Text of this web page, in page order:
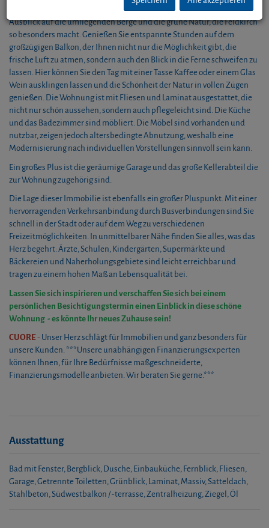
lassen viel Tageslicht herein und bieten Ihnen einen atemberaubenden
Ausblick auf die umliegenden Berge und die grüne Natur, die Feldkirch
so besonders macht. Genießen Sie entspannte Stunden auf dem
großzügigen Balkon, der Ihnen nicht nur die Möglichkeit gibt, die
frische Luft zu atmen, sondern auch den Blick in die Ferne schweifen zu
lassen. Hier können Sie den Tag mit einer Tasse Kaffee oder einem Glas
Wein ausklingen lassen und die Schönheit der Natur in vollen Zügen
genießen. Die Wohnung ist mit Fliesen und Laminat ausgestattet, die
nicht nur schön aussehen, sondern auch pflegeleicht sind. Die Küche
und das Badezimmer sind möbliert. Die Möbel sind vorhanden und
nutzbar, zeigen jedoch altersbedingte Abnutzung, weshalb eine
Modernisierung nach individuellen Vorstellungen sinnvoll sein kann.
Ein großes Plus ist die geräumige Garage und das große Kellerabteil die
zur Wohnung zugehörig sind.
Die Lage dieser Immobilie ist ebenfalls ein großer Pluspunkt. Mit einer
hervorragenden Verkehrsanbindung durch Busverbindungen sind Sie
schnell in der Stadt oder auf dem Weg zu verschiedenen
Freizeitmöglichkeiten. In unmittelbarer Nähe finden Sie alles, was das
Herz begehrt: Ärzte, Schulen, Kindergärten, Supermärkte und
Bäckereien und Naherholungsgebiete sind leicht erreichbar und
tragen zu einem hohen Maß an Lebensqualität bei.
Lassen Sie sich inspirieren und verschaffen Sie sich bei einem
persönlichen Besichtigungstermin einen Einblick in diese schöne
Wohnung - es könnte Ihr neues Zuhause sein!
CUORE- Unser Herz schlägt für Immobilien und ganz besonders für
unsere Kunden. ***Unsere unabhängigen Finanzierungsexperten
können Ihnen, für Ihre Bedürfnisse maßgeschneiderte,
Finanzierungsmodelle anbieten. Wir beraten Sie gerne.***
Ausstattung
Bad mit Fenster Bergblick Dusche Einbauküche Fernblick Fliesen
Garage Getrennte Toiletten Grünblick Laminat Massiv Satteldach
Stahlbeton Südwestbalkon / -terrasse Zentralheizung Ziegel Öl